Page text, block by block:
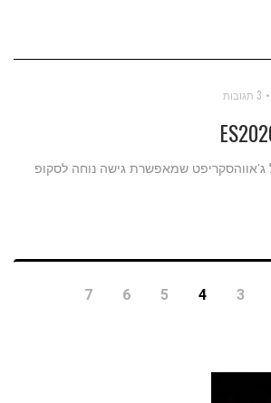
3 תגובות
שמאפשרת גישה נוחה לסקופ
3
4
5
6
7